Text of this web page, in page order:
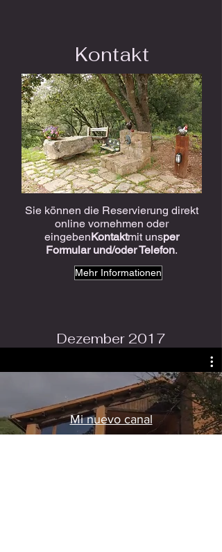
Kontakt
Sie können die Reservierung direkt
online vornehmen oder
eingebenKontaktmit unsper
Formular und/oder Telefon.
Mehr Informationen
Dezember 2017
Mi nuevo canal